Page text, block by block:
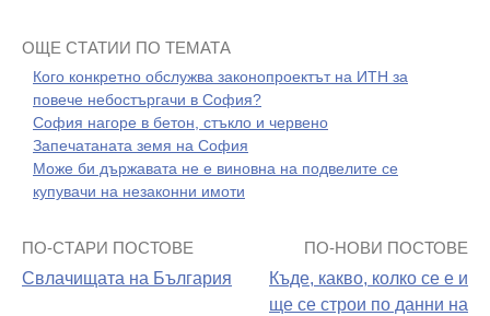
ОЩЕ СТАТИИ ПО ТЕМАТА
Кого конкретно обслужва законопроектът на ИТН за
повече небостъргачи в София?
София нагоре в бетон, стъкло и червено
Запечатаната земя на София
Може би държавата не е виновна на подвелите се
купувачи на незаконни имоти
Навигация
ПО-СТАРИ ПОСТОВЕ
Свлачищата на България
ПО-НОВИ ПОСТОВЕ
Къде, какво, колко се е и
ще се строи по данни на